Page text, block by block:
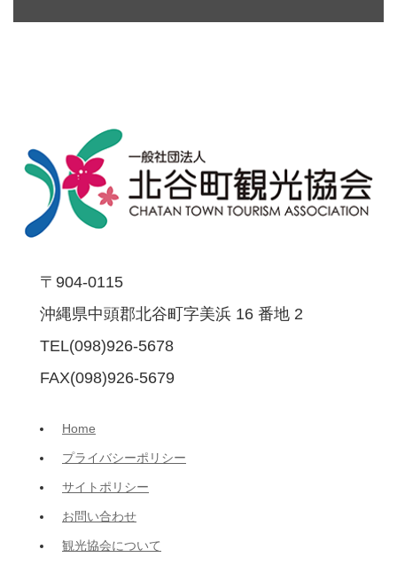
〒904-0115
沖縄県中頭郡北谷町字美浜 16 番地 2
TEL(098)926-5678
FAX(098)926-5679
Home
プライバシーポリシー
サイトポリシー
お問い合わせ
観光協会について